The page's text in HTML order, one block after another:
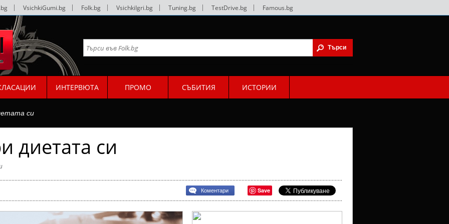
VsichkiGumi.bg Folk.bg VsichkiIgri.bg Tuning.bg TestDrive.bg Famous.bg
ИНТЕРВЮТА ПРОМО СЪБИТИЯ ИСТОРИИ
си
диетата си
Коментари Save